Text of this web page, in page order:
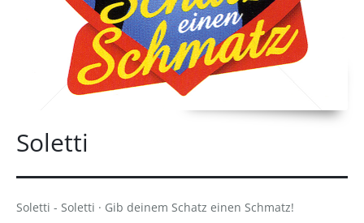
Soletti
Soletti - Soletti · Gib deinem Schatz einen Schmatz!